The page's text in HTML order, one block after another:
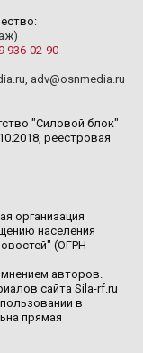
936-02-90
, adv@osnmedia.ru
"Силовой блок"
реестровая
организация
населения
(ОГРН
авторов.
сайта Sila-rf.ru
в
прямая